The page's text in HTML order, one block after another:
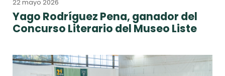
22 mayo 2026
Yago Rodríguez Pena, ganador del
Concurso Literario del Museo Liste